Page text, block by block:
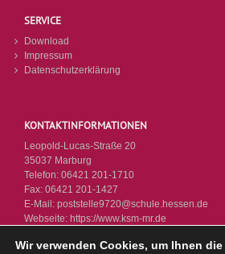
SERVICE
Download
Impressum
Datenschutzerklärung
KONTAKTINFORMATIONEN
Leopold-Lucas-Straße 20
35037 Marburg
Telefon: 06421 201-1710
Fax: 06421 201-1427
E-Mail: poststelle9720@schule.hessen.de
Webseite: https://www.ksm-mr.de
Wir verwenden Cookies, um Ihnen